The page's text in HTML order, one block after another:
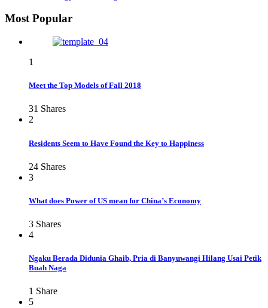
Most Popular
1
Meet the Top Models of Fall 2018
31 Shares
2
Residents Seem to Have Found the Key to Happiness
24 Shares
3
What does Power of US mean for China’s Economy
3 Shares
4
Ngaku Berada Didunia Ghaib, Pria di Banyuwangi Hilang Usai Petik
Buah Naga
1 Share
5